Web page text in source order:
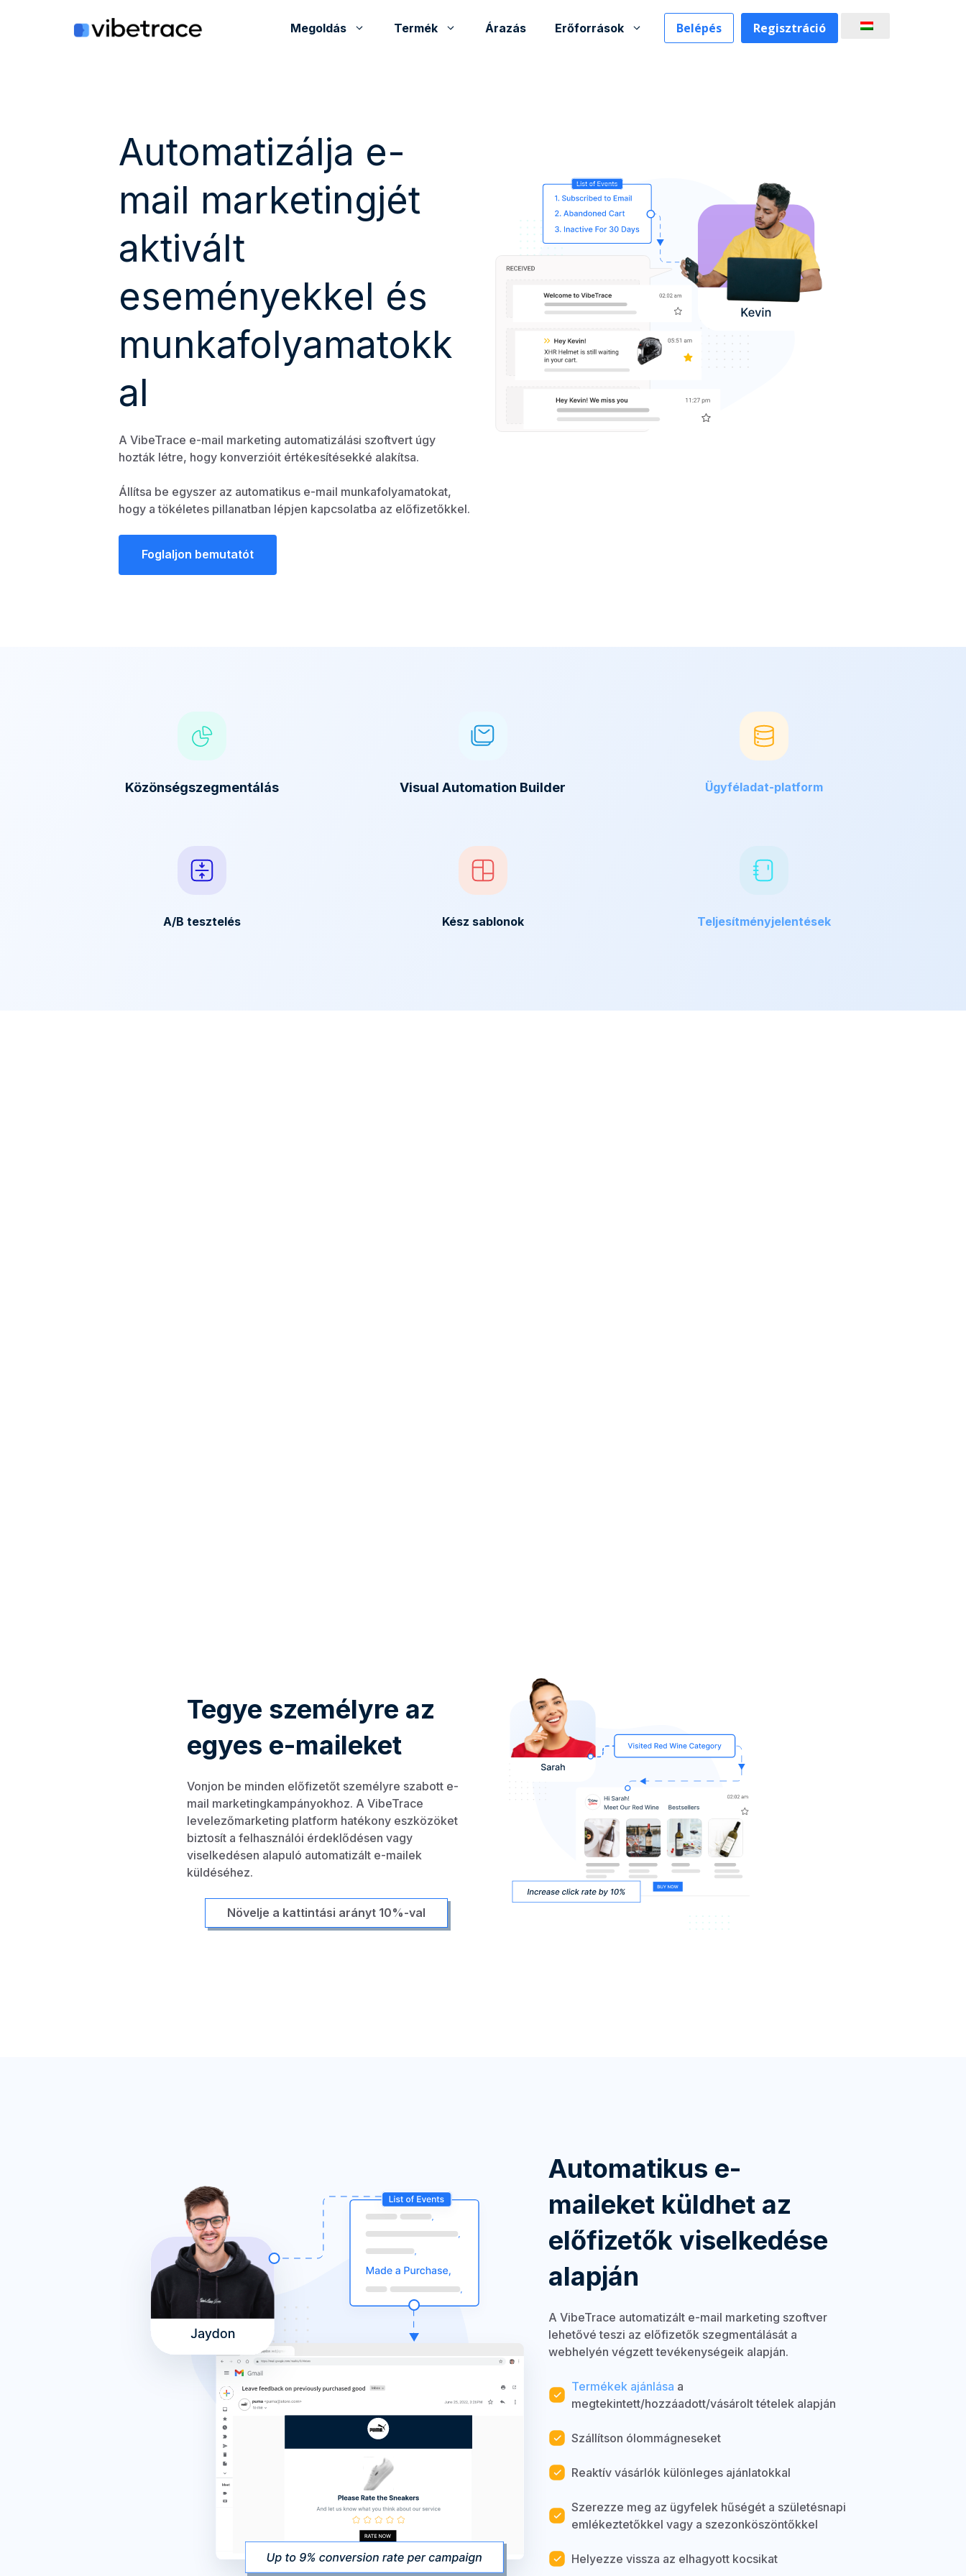
Megoldás Termék Árazás Erőforrások Belépés Regisztráció
Automatizálja e-
mail marketingjét
aktivált
eseményekkel és
munkafolyamatokk
al
A VibeTrace e-mail marketing automatizálási szoftvert úgy
hozták létre, hogy konverzióit értékesítésekké alakítsa.
Állítsa be egyszer az automatikus e-mail munkafolyamatokat,
hogy a tökéletes pillanatban lépjen kapcsolatba az előfizetőkkel.
Foglaljon bemutatót
Közönségszegmentálás Visual Automation Builder Ügyféladat-platform
A/B tesztelés Kész sablonok Teljesítményjelentések
Tegye személyre az
egyes e-maileket
Vonjon be minden előfizetőt személyre szabott e-
mail marketingkampányokhoz. A VibeTrace
levelezőmarketing platform hatékony eszközöket
biztosít a felhasználói érdeklődésen vagy
viselkedésen alapuló automatizált e-mailek
küldéséhez.
Növelje a kattintási arányt 10%-val
Automatikus e-
maileket küldhet az
előfizetők viselkedése
alapján
A VibeTrace automatizált e-mail marketing szoftver
lehetővé teszi az előfizetők szegmentálását a
webhelyén végzett tevékenységeik alapján.
Termékek ajánlása a
megtekintett/hozzáadott/vásárolt tételek alapján
Szállítson ólommágneseket
Reaktív vásárlók különleges ajánlatokkal
Szerezze meg az ügyfelek hűségét a születésnapi
emlékeztetőkkel vagy a szezonköszöntőkkel
Helyezze vissza az elhagyott kocsikat